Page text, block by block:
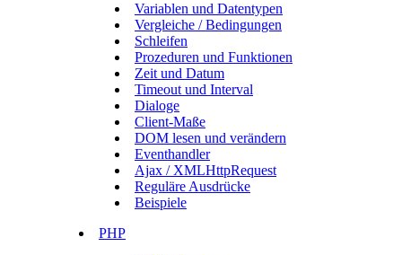
Variablen und Datentypen
Vergleiche / Bedingungen
Schleifen
Prozeduren und Funktionen
Zeit und Datum
Timeout und Interval
Dialoge
Client-Maße
DOM lesen und verändern
Eventhandler
Ajax / XMLHttpRequest
Reguläre Ausdrücke
Beispiele
PHP